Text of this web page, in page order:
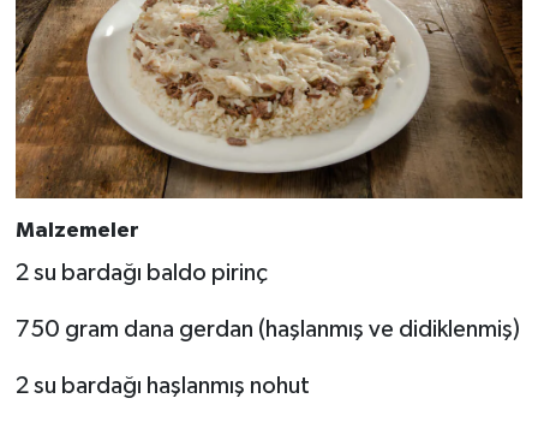
Malzemeler
2 su bardağı baldo pirinç
750 gram dana gerdan (haşlanmış ve didiklenmiş)
2 su bardağı haşlanmış nohut